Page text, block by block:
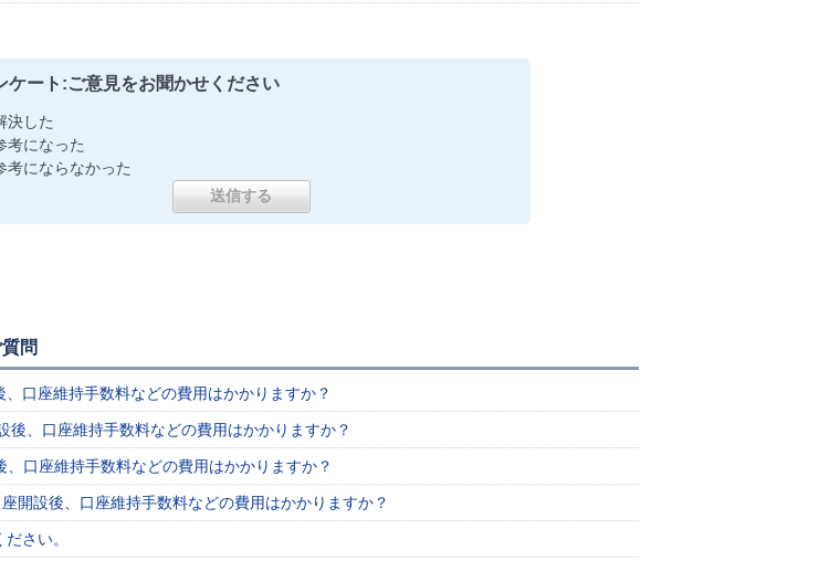
ケート:ご意見をお聞かせください
決した
考になった
考にならなかった
問
口座維持手数料などの費用はかかりますか？
後、口座維持手数料などの費用はかかりますか？
、口座維持手数料などの費用はかかりますか？
開設後、口座維持手数料などの費用はかかりますか？
さい。